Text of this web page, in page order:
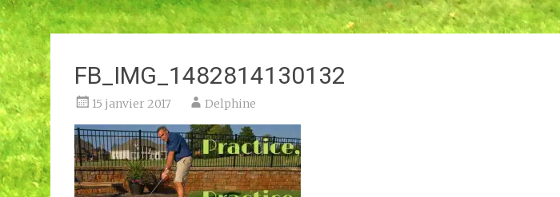
FB_IMG_1482814130132
15 janvier 2017 Delphine